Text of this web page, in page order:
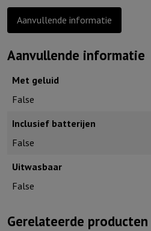
Aanvullende informatie
Aanvullende informatie
Met geluid
False
Inclusief batterijen
False
Uitwasbaar
False
Gerelateerde producten